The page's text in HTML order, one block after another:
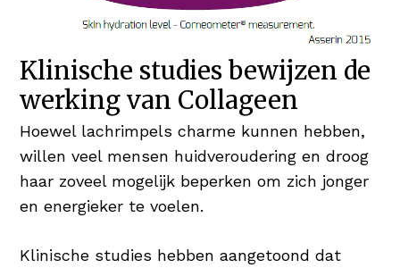
Klinische studies bewijzen de
werking van Collageen
Hoewel lachrimpels charme kunnen hebben,
willen veel mensen huidveroudering en droog
haar zoveel mogelijk beperken om zich jonger
en energieker te voelen.
Klinische studies hebben aangetoond dat